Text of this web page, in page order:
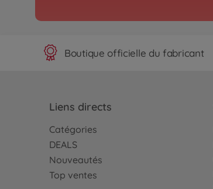
Boutique officielle du fabricant
Liens directs
Catégories
DEALS
Nouveautés
Top ventes